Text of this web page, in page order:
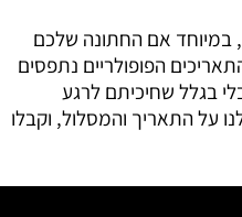
במיוחד אם החתונה שלכם
הפופולריים נתפסים
בגלל שחיכיתם לרגע
על התאריך והמסלול, וקבלו